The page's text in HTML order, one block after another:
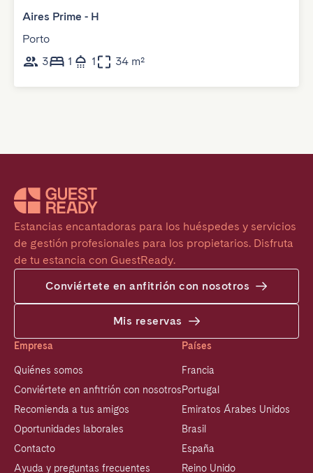
Aires Prime - H
Porto
3
1 1 34 m²
Estancias encantadoras para los huéspedes y servicios
de gestión profesionales para los propietarios. Disfruta
de tu estancia con GuestReady.
Conviértete en anfitrión con nosotros
Mis reservas
Empresa
Quiénes somos
Conviértete en anfitrión con nosotros
Recomienda a tus amigos
Oportunidades laborales
Contacto
Ayuda y preguntas frecuentes
Países
Francia
Portugal
Emiratos Árabes Unidos
Brasil
España
Reino Unido